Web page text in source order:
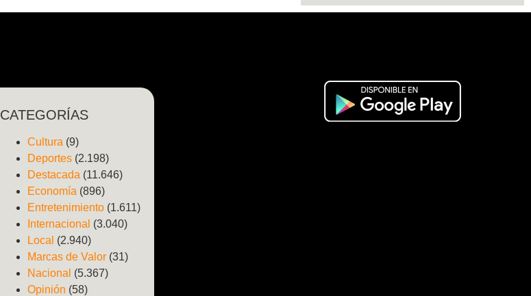
CATEGORÍAS
Cultura (9)
Deportes (2.198)
Destacada (11.646)
Economía (896)
Entretenimiento (1.611)
Internacional (3.040)
Local (2.940)
Marcas de Valor (31)
Nacional (5.367)
Opinión (58)